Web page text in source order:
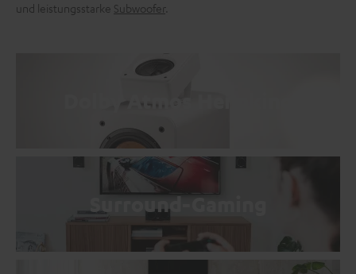
und leistungsstarke Subwoofer.
Surround-Gaming